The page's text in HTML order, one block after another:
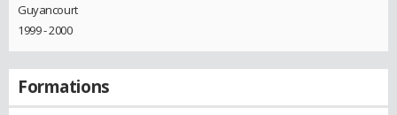
Guyancourt
1999 - 2000
Formations